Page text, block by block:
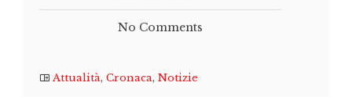
No Comments
Attualità, Cronaca, Notizie